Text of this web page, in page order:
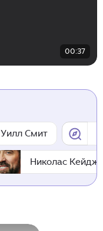
00:37
Уилл Смит
Николас Кейдж